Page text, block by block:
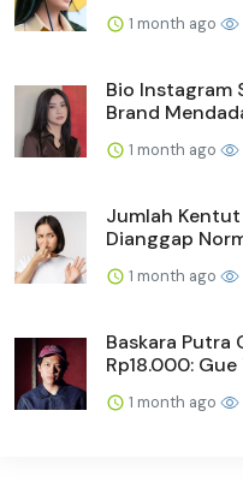
1 month ago
Bio Instagram
Brand
1 month ago
Jumlah Kentut
Dianggap
1 month ago
Baskara Putra
Rp18.000: Gue
1 month ago